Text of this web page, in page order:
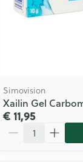
Simovision
Xailin Gel
€ 11,95